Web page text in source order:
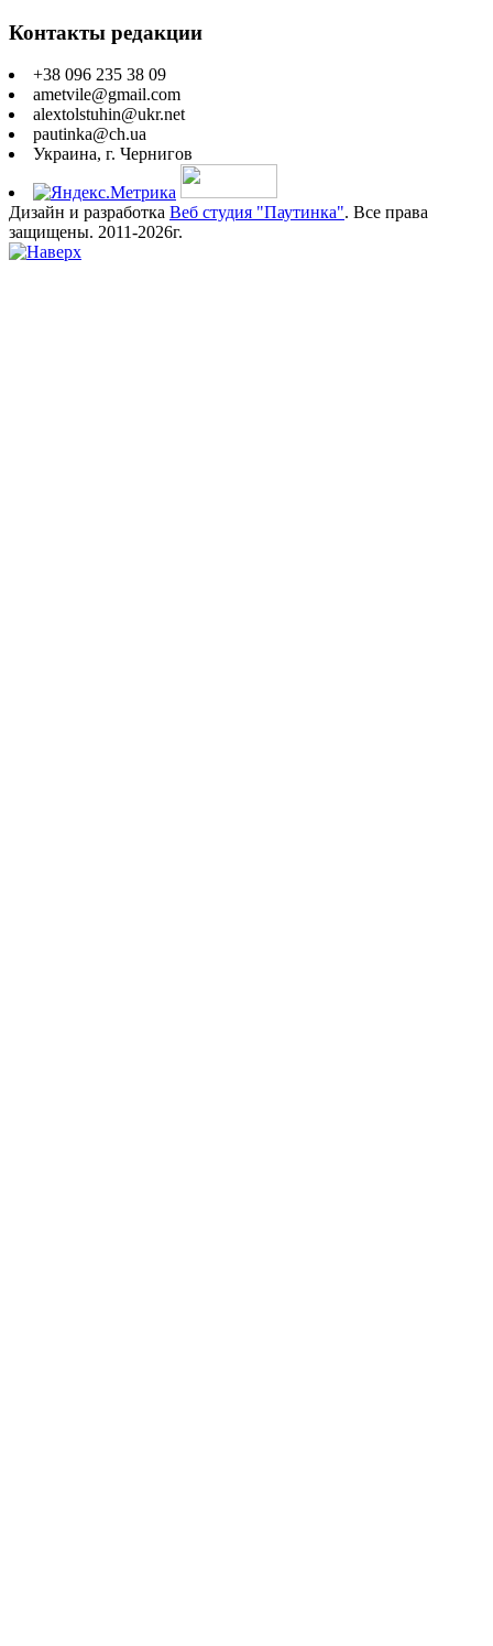
Контакты редакции
+38 096 235 38 09
ametvile@gmail.com
alextolstuhin@ukr.net
pautinka@ch.ua
Украина, г. Чернигов
Дизайн и разработка Веб студия "Паутинка". Все права
защищены. 2011-2026г.